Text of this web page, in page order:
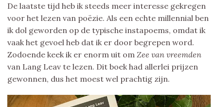
De laatste tijd heb ik steeds meer interesse gekregen
voor het lezen van poëzie. Als een echte millennial ben
ik dol geworden op de typische instapoems, omdat ik
vaak het gevoel heb dat ik er door begrepen word.
Zodoende keek ik er enorm uit om Zee van vreemden
van Lang Leav te lezen. Dit boek had allerlei prijzen
gewonnen, dus het moest wel prachtig zijn.